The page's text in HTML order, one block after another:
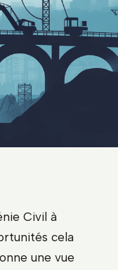
Civil à
cela
une vue